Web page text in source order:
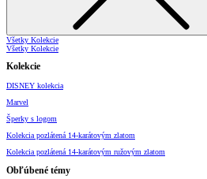
Všetky Kolekcie
Všetky Kolekcie
Kolekcie
DISNEY kolekcia
Marvel
Šperky s logom
Kolekcia pozlátená 14-karátovým zlatom
Kolekcia pozlátená 14-karátovým ružovým zlatom
Obľúbené témy